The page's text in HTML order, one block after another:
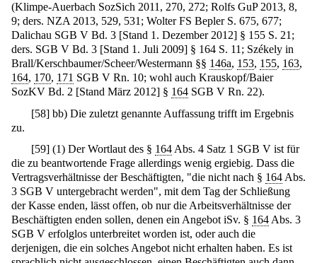
(Klimpe-Auerbach SozSich 2011, 270, 272; Rolfs GuP 2013, 8,
9; ders. NZA 2013, 529, 531; Wolter FS Bepler S. 675, 677;
Dalichau SGB V Bd. 3 [Stand 1. Dezember 2012] § 155 S. 21;
ders. SGB V Bd. 3 [Stand 1. Juli 2009] § 164 S. 11; Székely in
Brall/Kerschbaumer/Scheer/Westermann §§ 146a, 153, 155, 163,
164, 170, 171 SGB V Rn. 10; wohl auch Krauskopf/Baier
SozKV Bd. 2 [Stand März 2012] § 164 SGB V Rn. 22).
[58] bb) Die zuletzt genannte Auffassung trifft im Ergebnis
zu.
[59] (1) Der Wortlaut des § 164Abs. 4 Satz 1 SGB V ist für
die zu beantwortende Frage allerdings wenig ergiebig. Dass die
Vertragsverhältnisse der Beschäftigten, "die nicht nach § 164Abs.
3 SGB V untergebracht werden", mit dem Tag der Schließung
der Kasse enden, lässt offen, ob nur die Arbeitsverhältnisse der
Beschäftigten enden sollen, denen ein Angebot iSv. § 164Abs. 3
SGB V erfolglos unterbreitet worden ist, oder auch die
derjenigen, die ein solches Angebot nicht erhalten haben. Es ist